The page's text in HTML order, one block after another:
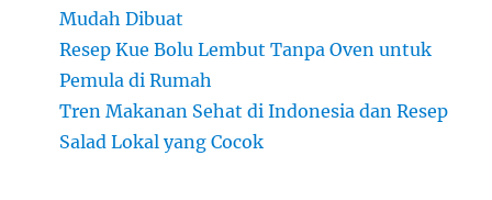
Mudah Dibuat
Resep Kue Bolu Lembut Tanpa Oven untuk
Pemula di Rumah
Tren Makanan Sehat di Indonesia dan Resep
Salad Lokal yang Cocok